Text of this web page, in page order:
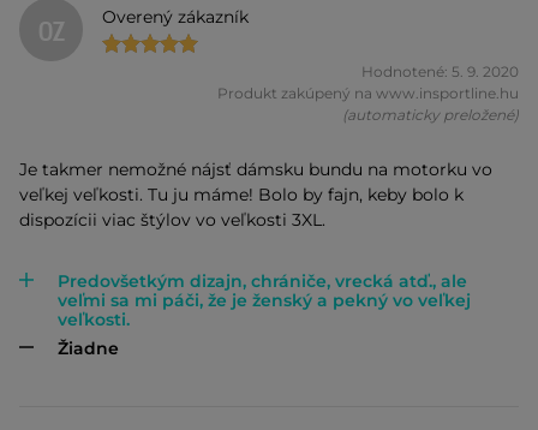
OZ Overený zákazník
Hodnotené: 5. 9. 2020
Produkt zakúpený na www.insportline.hu
(automaticky preložené)
Je takmer nemožné nájsť dámsku bundu na motorku vo
veľkej veľkosti. Tu ju máme! Bolo by fajn, keby bolo k
dispozícii viac štýlov vo veľkosti 3XL.
Predovšetkým dizajn, chrániče, vrecká atď., ale
veľmi sa mi páči, že je ženský a pekný vo veľkej
veľkosti.
Žiadne